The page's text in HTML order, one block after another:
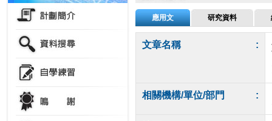
應用文 研究資料
文章名稱 :
相關機構/單位/部門 :